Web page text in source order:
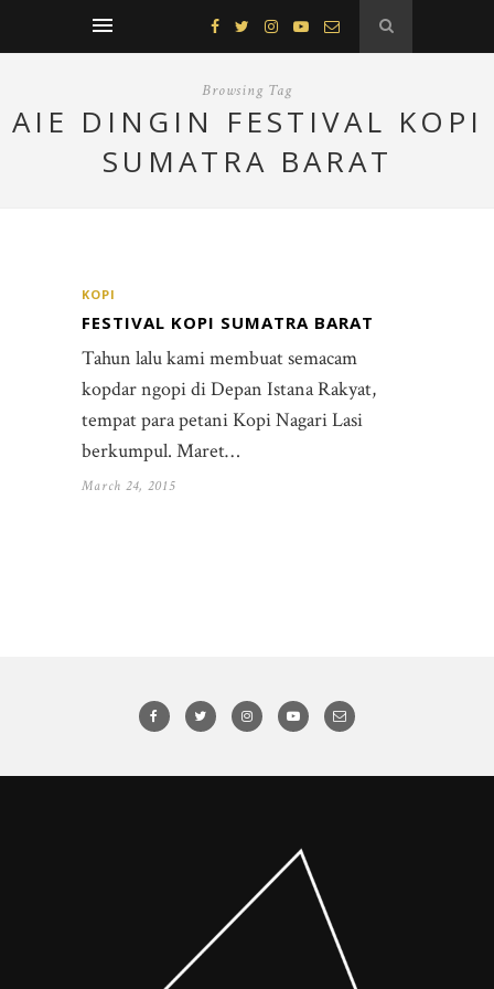
Browsing Tag
AIE DINGIN FESTIVAL KOPI
SUMATRA BARAT
KOPI
FESTIVAL KOPI SUMATRA BARAT
Tahun lalu kami membuat semacam
kopdar ngopi di Depan Istana Rakyat,
tempat para petani Kopi Nagari Lasi
berkumpul. Maret…
March 24, 2015